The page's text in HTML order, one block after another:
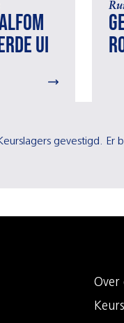
ui
gevestigd.
Over